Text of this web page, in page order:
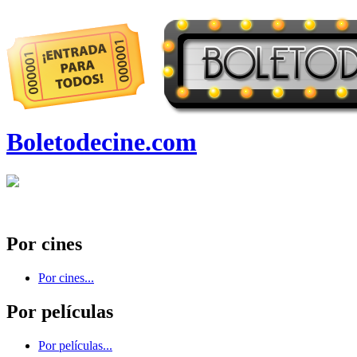
Boletodecine.com
Por cines
Por cines...
Por películas
Por películas...